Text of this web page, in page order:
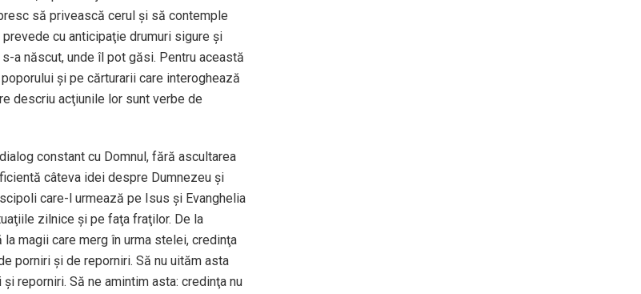
să privească cerul şi să contemple
cu anticipaţie drumuri sigure şi
a născut, unde îl pot găsi. Pentru această
şi pe cărturarii care interoghează
descriu acţiunile lor sunt verbe de
constant cu Domnul, fără ascultarea
câteva idei despre Dumnezeu şi
care-l urmează pe Isus şi Evanghelia
zilnice şi pe faţa fraţilor. De la
magii care merg în urma stelei, credinţa
porniri şi de reporniri. Să nu uităm asta
reporniri. Să ne amintim asta: credinţa nu